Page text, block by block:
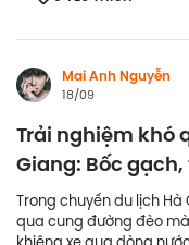
Mai Anh Nguyễn
18/09
Trải nghiệm khó
Giang: Bốc
Trong chuyến du lịch
qua cung đường đèo